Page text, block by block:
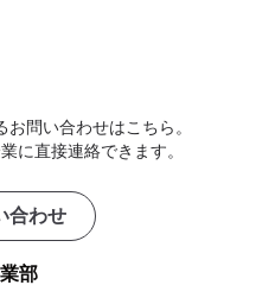
問い合わせはこちら。
に直接連絡できます。
合わせ
部